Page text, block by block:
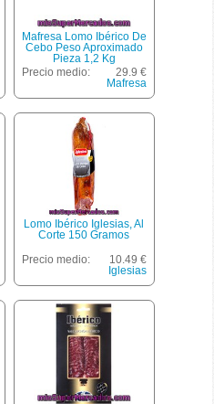
Mafresa Lomo Ibérico De
Cebo Peso Aproximado
Pieza 1,2 Kg
Precio medio:
29.9 €
Mafresa
Lomo Ibérico Iglesias, Al
Corte 150 Gramos
Precio medio:
10.49 €
Iglesias